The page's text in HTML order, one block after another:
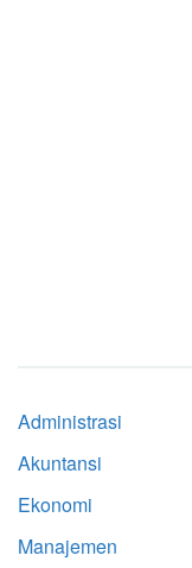
Administrasi
Akuntansi
Ekonomi
Manajemen